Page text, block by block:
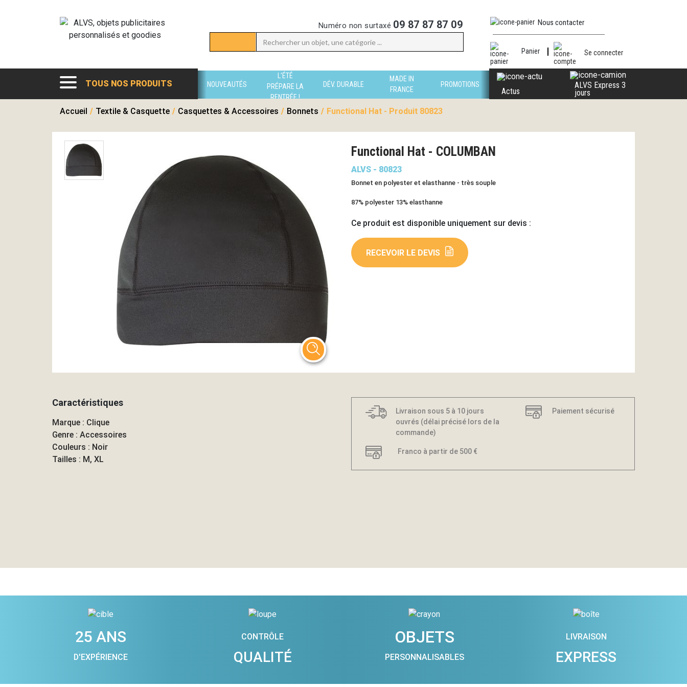
Numéro non surtaxé 09 87 87 87 09 Nous contacter
Panier Se connecter
TOUS NOS PRODUITS NOUVEAUTÉS
L'ÉTÉ
PRÉPARE LA
RENTRÉE !
DÉV. DURABLE
MADE IN
FRANCE
PROMOTIONS
Actus
ALVS Express 3
jours
Accueil / Textile & Casquette / Casquettes & Accessoires / Bonnets / Functional Hat - Produit 80823
Functional Hat - COLUMBAN
ALVS - 80823
Bonnet en polyester et elasthanne - très souple
87% polyester 13% elasthanne
Ce produit est disponible uniquement sur devis :
RECEVOIR LE DEVIS
Caractéristiques
Marque : Clique
Genre : Accessoires
Couleurs : Noir
Tailles : M, XL
Livraison sous 5 à 10 jours
ouvrés (délai précisé lors de la
commande)
Paiement sécurisé
Franco à partir de 500 €
25 ANS
D'EXPÉRIENCE
CONTRÔLE
QUALITÉ
OBJETS
PERSONNALISABLES
LIVRAISON
EXPRESS